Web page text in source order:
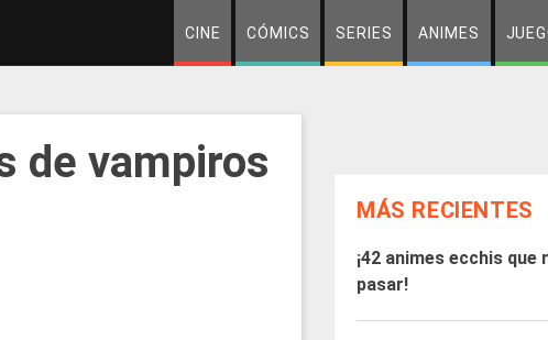
CINE CÓMICS SERIES ANIMES
de vampiros
MÁS RECIENTES
¡42 animes ecchis que
pasar!